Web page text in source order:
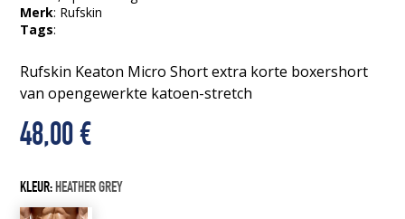
Merk: Rufskin
Tags:
Rufskin Keaton Micro Short extra korte boxershort
van opengewerkte katoen-stretch
48,00€
KLEUR:HEATHER GREY